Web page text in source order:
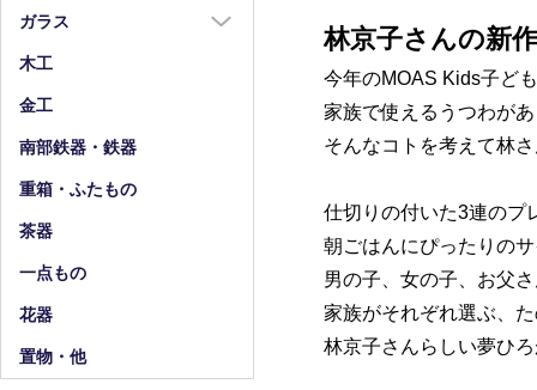
林京子さんの新
今年のMOAS Kids子ど
家族で使えるうつわが
そんなコトを考えて林
仕切りの付いた3連のプ
朝ごはんにぴったりの
男の子、女の子、お父
家族がそれぞれ選ぶ、
林京子さんらしい夢ひ
ガラス
ガラス全商品
グラス
ガラス皿
木工
金工
南部鉄器・鉄器
重箱・ふたもの
茶器
一点もの
花器
置物・他